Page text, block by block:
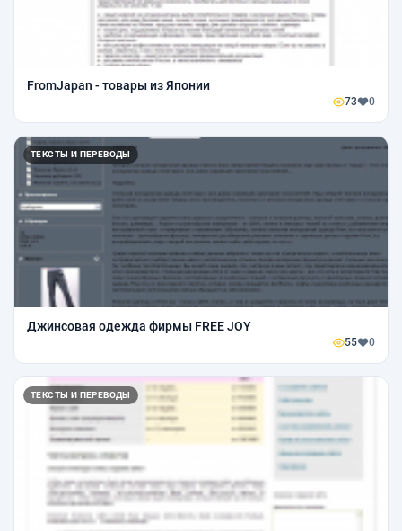
FromJapan - товары из Японии
73 0
ТЕКСТЫ И ПЕРЕВОДЫ
Джинсовая одежда фирмы FREE JOY
55 0
ТЕКСТЫ И ПЕРЕВОДЫ